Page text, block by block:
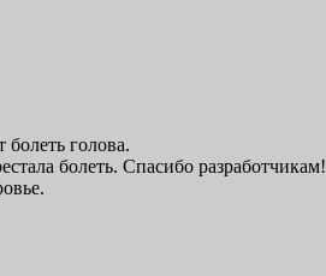
голова.
болеть. Спасибо разработчикам!